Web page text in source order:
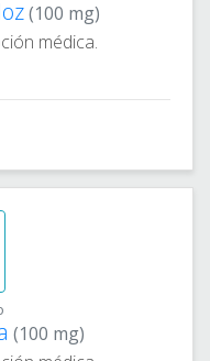
(100 mg)
médica.
(100 mg)